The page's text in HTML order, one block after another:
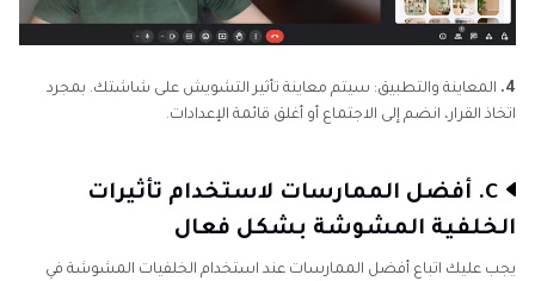
4.
المعاينة والتطبيق: سيتم معاينة تأثير التشويش على شاشتك. بمجرد
اتخاذ القرار، انضم إلى الاجتماع أو أغلق قائمة الإعدادات.
C. أفضل الممارسات لاستخدام تأثيرات
الخلفية المشوشة بشكل فعال
يجب عليك اتباع أفضل الممارسات عند استخدام الخلفيات المشوشة في